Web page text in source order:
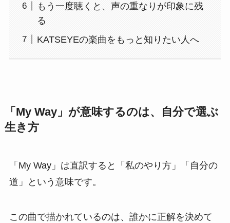
もう一度聴くと、声の重なりが印象に残
る
KATSEYEの楽曲をもっと知りたい人へ
「My Way」が意味するのは、自分で選ぶ
生き方
「My Way」は直訳すると「私のやり方」「自分の
道」という意味です。
この曲で描かれているのは、誰かに正解を決めて